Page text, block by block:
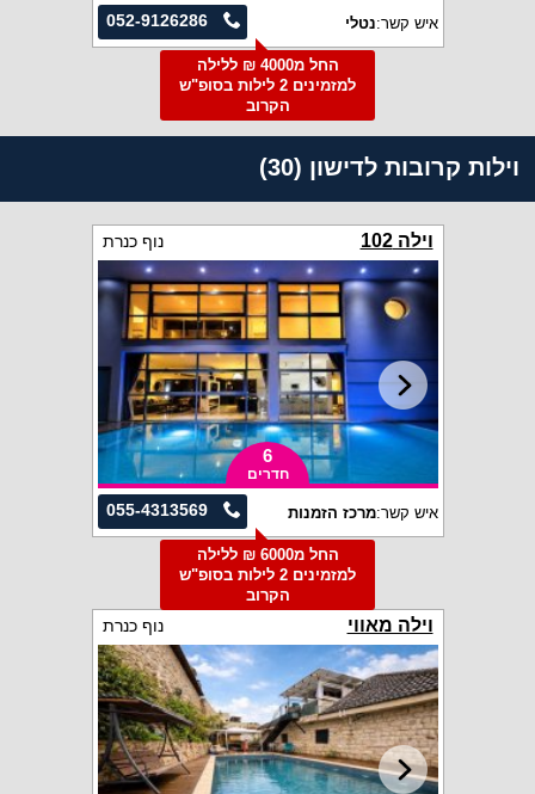
052-9126286 איש קשר:נטלי
החל מ4000 ₪ ללילה
למזמינים 2 לילות בסופ"ש
הקרוב
וילות קרובות לדישון (30)
וילה 102 נוף כנרת
6
חדרים
055-4313569 איש קשר:מרכז הזמנות
החל מ6000 ₪ ללילה
למזמינים 2 לילות בסופ"ש
הקרוב
וילה מאווי נוף כנרת